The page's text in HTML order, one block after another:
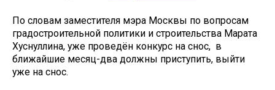
По словам заместителя мэра Москвы по вопросам
градостроительной политики и строительства Марата
Хуснуллина, уже проведён конкурс на снос, в
ближайшие месяц-два должны приступить, выйти
уже на снос.